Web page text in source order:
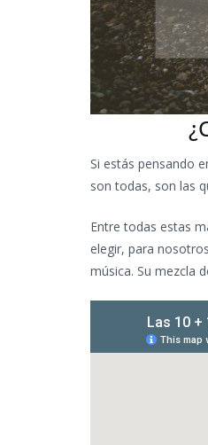
Si estás pensando
son todas, son las
Entre todas estas
elegir, para
música. Su mezcla